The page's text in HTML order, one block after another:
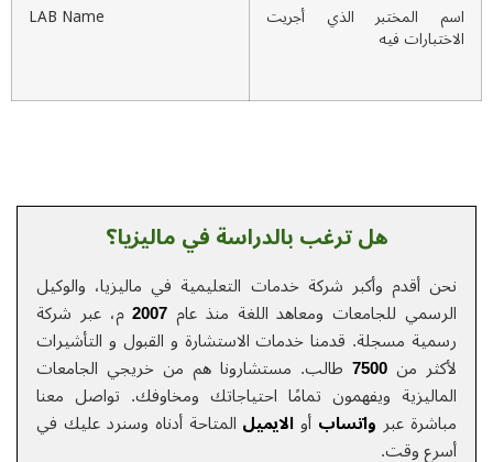
المختبر الذي أجريت
فيه
LAB Name
هل ترغب بالدراسة في ماليزيا؟
نحن أقدم وأكبر شركة خدمات التعلیمیة في ماليزيا، والوكيل
الرسمي للجامعات ومعاهد اللغة منذ عام
2007م، عبر شركة
رسمية مسجلة. قدمنا خدمات الاستشارة و القبول و التأشيرات
لأكثر من
7500طالب. مستشارونا هم من خريجي الجامعات
الماليزية ويفهمون تمامًا احتياجاتك ومخاوفك.تواصل معنا
مباشرة عبر واتسابأو الایمیلالمتاحة أدناه وسنرد عليك في
أسرع وقت.